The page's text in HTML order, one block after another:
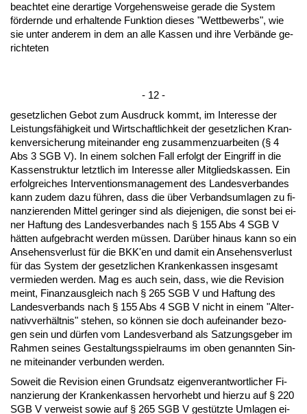
be­ach­tet ei­ne der­ar­ti­ge Vor­ge­hens­wei­se ge­ra­de die Sys­tem
fördern­de und er­hal­ten­de Funk­ti­on die­ses "Wett­be­werbs", wie
sie un­ter an­de­rem in dem an al­le Kas­sen und ih­re Verbände ge­
rich­te­ten
- 12 -
ge­setz­li­chen Ge­bot zum Aus­druck kommt, im In­ter­es­se der
Leis­tungsfähig­keit und Wirt­schaft­lich­keit der ge­setz­li­chen Kran­
ken­ver­si­che­rung mit­ein­an­der eng zu­sam­men­zu­ar­bei­ten (§ 4
Abs 3 SGB V). In ei­nem sol­chen Fall er­folgt der Ein­griff in die
Kas­sen­struk­tur letzt­lich im In­ter­es­se al­ler Mit­glieds­kas­sen. Ein
er­folg­rei­ches In­ter­ven­ti­ons­ma­nage­ment des Lan­des­ver­ban­des
kann zu­dem da­zu führen, dass die über Ver­bands­um­la­gen zu fi­
nan­zie­ren­den Mit­tel ge­rin­ger sind als die­je­ni­gen, die sonst bei ei­
ner Haf­tung des Lan­des­ver­ban­des nach § 155 Abs 4 SGB V
hätten auf­ge­bracht wer­den müssen. Darüber hin­aus kann so ein
An­se­hens­ver­lust für die BKK'en und da­mit ein An­se­hens­ver­lust
für das Sys­tem der ge­setz­li­chen Kran­ken­kas­sen ins­ge­samt
ver­mie­den wer­den. Mag es auch sein, dass, wie die Re­vi­si­on
meint, Fi­nanz­aus­gleich nach § 265 SGB V und Haf­tung des
Lan­des­ver­bands nach § 155 Abs 4 SGB V nicht in ei­nem "Al­ter­
na­tiv­verhält­nis" ste­hen, so können sie doch auf­ein­an­der be­zo­
gen sein und dürfen vom Lan­des­ver­band als Sat­zungs­ge­ber im
Rah­men sei­nes Ge­stal­tungs­spiel­raums im oben ge­nann­ten Sin­
ne mit­ein­an­der ver­bun­den wer­den.
So­weit die Re­vi­si­on ei­nen Grund­satz ei­gen­ver­ant­wort­li­cher Fi­
nan­zie­rung der Kran­ken­kas­sen her­vor­hebt und hier­zu auf § 220
SGB V ver­weist so­wie auf § 265 SGB V gestütz­te Um­la­gen ei­